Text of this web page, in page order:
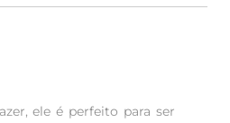
ele é perfeito para ser